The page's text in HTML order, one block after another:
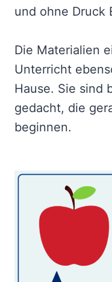
und ohne Druck
Die Materialien
Unterricht
Hause. Sie sind
gedacht, die
beginnen.